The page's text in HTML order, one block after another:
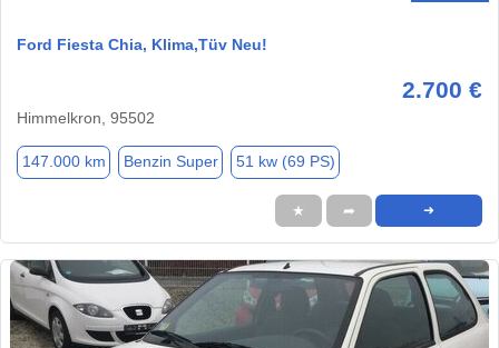
Ford Fiesta Chia, Klima,Tüv Neu!
2.700 €
Himmelkron, 95502
147.000 km Benzin Super 51 kw (69 PS)
★ ➦ ➜